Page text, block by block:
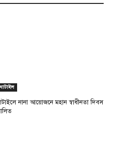
ঘাটাইল
নানা আয়োজনে মহান স্বাধীনতা দিবস